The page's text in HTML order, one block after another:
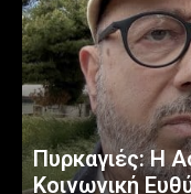
Πυρκαγιές: Η
Κοινωνική